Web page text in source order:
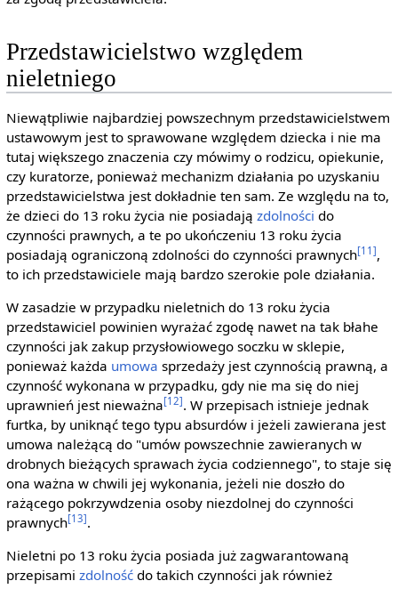
Przedstawicielstwo względem
nieletniego
Niewątpliwie najbardziej powszechnym przedstawicielstwem
ustawowym jest to sprawowane względem dziecka i nie ma
tutaj większego znaczenia czy mówimy o rodzicu, opiekunie,
czy kuratorze, ponieważ mechanizm działania po uzyskaniu
przedstawicielstwa jest dokładnie ten sam. Ze względu na to,
że dzieci do 13 roku życia nie posiadają zdolności do
czynności prawnych, a te po ukończeniu 13 roku życia
posiadają ograniczoną zdolności do czynności prawnych[11],
to ich przedstawiciele mają bardzo szerokie pole działania.
W zasadzie w przypadku nieletnich do 13 roku życia
przedstawiciel powinien wyrażać zgodę nawet na tak błahe
czynności jak zakup przysłowiowego soczku w sklepie,
ponieważ każda umowa sprzedaży jest czynnością prawną, a
czynność wykonana w przypadku, gdy nie ma się do niej
uprawnień jest nieważna[12]. W przepisach istnieje jednak
furtka, by uniknąć tego typu absurdów i jeżeli zawierana jest
umowa należącą do "umów powszechnie zawieranych w
drobnych bieżących sprawach życia codziennego", to staje się
ona ważna w chwili jej wykonania, jeżeli nie doszło do
rażącego pokrzywdzenia osoby niezdolnej do czynności
prawnych[13].
Nieletni po 13 roku życia posiada już zagwarantowaną
przepisami zdolnośćdo takich czynności jak również